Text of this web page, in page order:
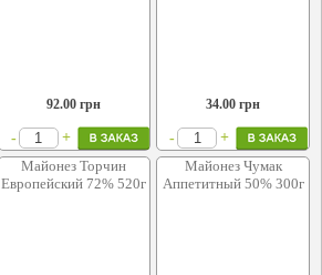
92.00 грн
- +
34.00 грн
-
+
Майонез Торчин
Европейский 72% 520г
Майонез Чумак
Аппетитный 50% 300г